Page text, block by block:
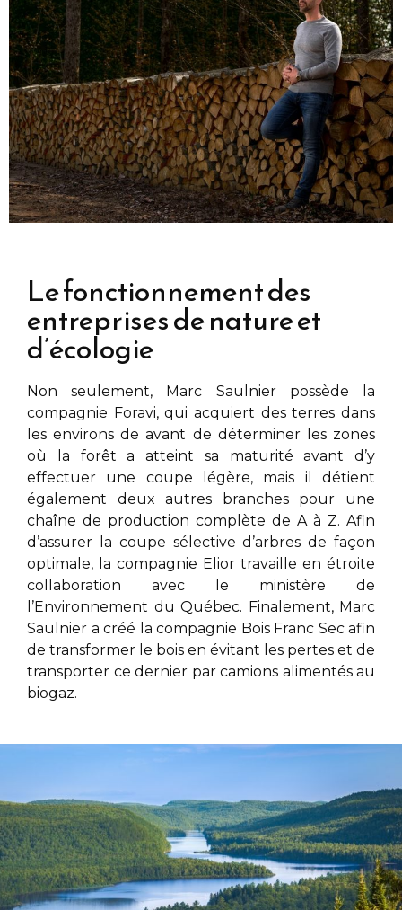
Le fonctionnement des
entreprises de nature et
d’écologie
Non seulement, Marc Saulnierpossède la
compagnie Foravi, qui acquiert des terres dans
les environs deavant de déterminer les zones
où la forêt a atteint sa maturité avant d’y
effectuer une coupe légère, mais il détient
également deux autres branches pour une
chaîne de production complète de A à Z. Afin
d’assurer la coupe sélective d’arbres de façon
optimale, la compagnie Elior travaille en étroite
collaboration avec le ministère de
l’Environnement du Québec. Finalement, Marc
Saulnier a créé la compagnie Bois Franc Sec afin
de transformer le bois en évitant les pertes et de
transporter ce dernier par camions alimentés au
biogaz.